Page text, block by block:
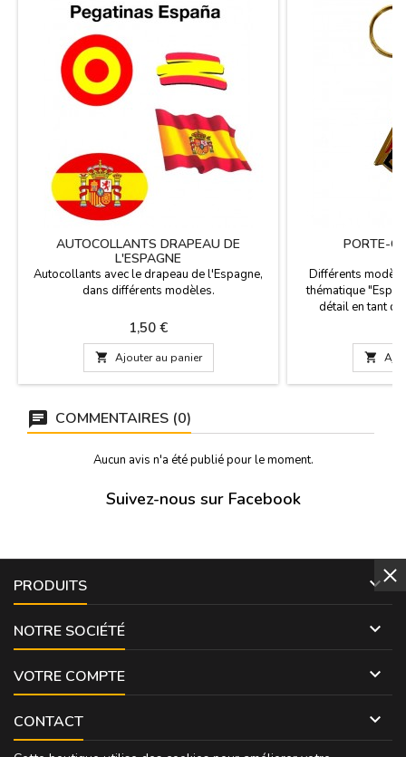
AUTOCOLLANTS DRAPEAU DE
L'ESPAGNE
Autocollants avec le drapeau de l'Espagne,
dans différents modèles.
Prix
1,50 €
 Ajouter au panier
PORTE-
Différents
thématique
détail en tant
pour des
voyage ou à

COMMENTAIRES (0)
Aucun avis n'a été publié pour le moment.
Suivez-nous sur Facebook
PRODUITS 
NOTRE SOCIÉTÉ 
VOTRE COMPTE 
CONTACT 